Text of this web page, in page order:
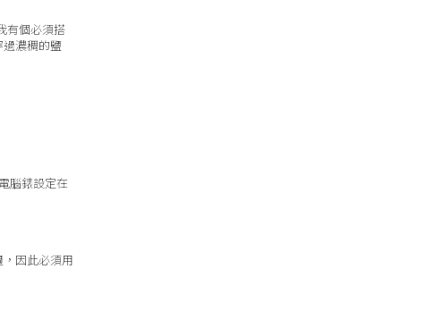
有個必須搭
濃稠的鹽
腦錶設定在
因此必須用